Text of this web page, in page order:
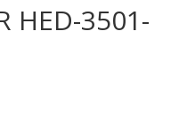
HED-3501-